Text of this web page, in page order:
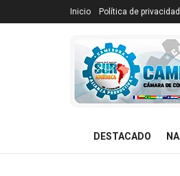
Inicio Política de privacidad
DESTACADO